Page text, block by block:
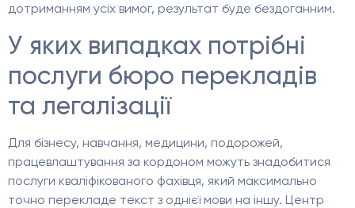
дотриманням усіх вимог, результат буде бездоганним.
У яких випадках потрібні
послуги бюро перекладів
та легалізації
Для бізнесу, навчання, медицини, подорожей,
працевлаштування за кордоном можуть знадобитися
послуги кваліфікованого фахівця, який максимально
точно перекладе текст з однієї мови на іншу. Центр